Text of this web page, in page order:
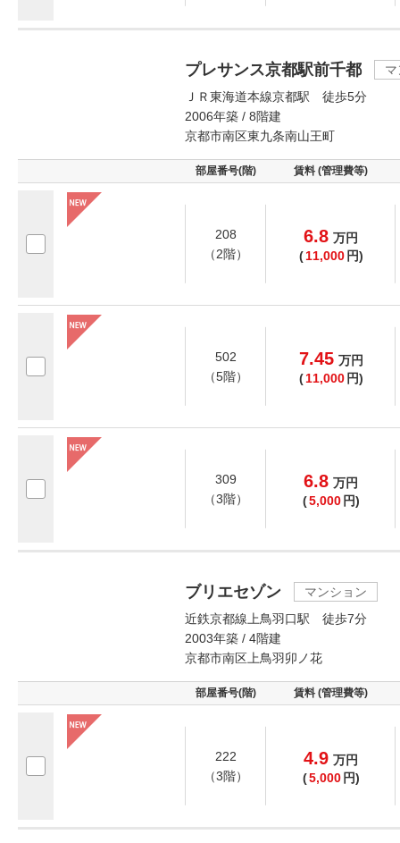
プレサンス京都駅前千都
ＪＲ東海道本線京都駅 徒歩5分
2006年築 / 8階建
京都市南区東九条南山王町
部屋番号(階) 賃料 (管理費等)
208
（2階）
6.8 万円
( 11,000 円)
502
（5階）
7.45 万円
( 11,000 円)
309
（3階）
6.8 万円
(5,000 円)
ブリエセゾン
マンション
近鉄京都線上鳥羽口駅 徒歩7分
2003年築 / 4階建
京都市南区上鳥羽卯ノ花
部屋番号(階) 賃料 (管理費等)
222
（3階）
4.9 万円
(5,000 円)